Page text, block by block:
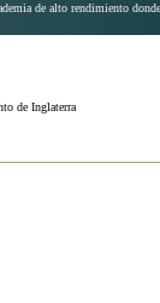
de alto rendimiento
de Inglaterra